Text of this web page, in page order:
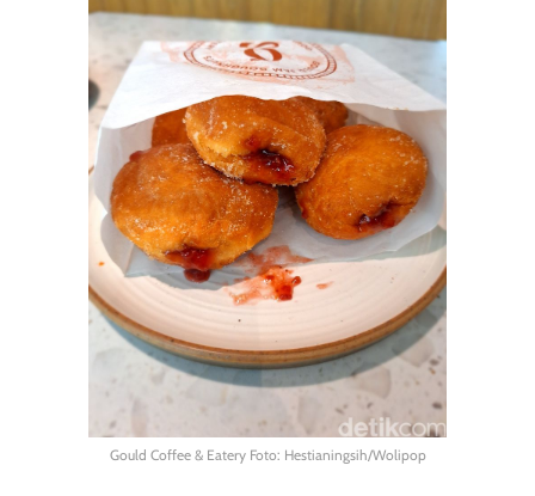
Gould Coffee & Eatery Foto: Hestianingsih/Wolipop